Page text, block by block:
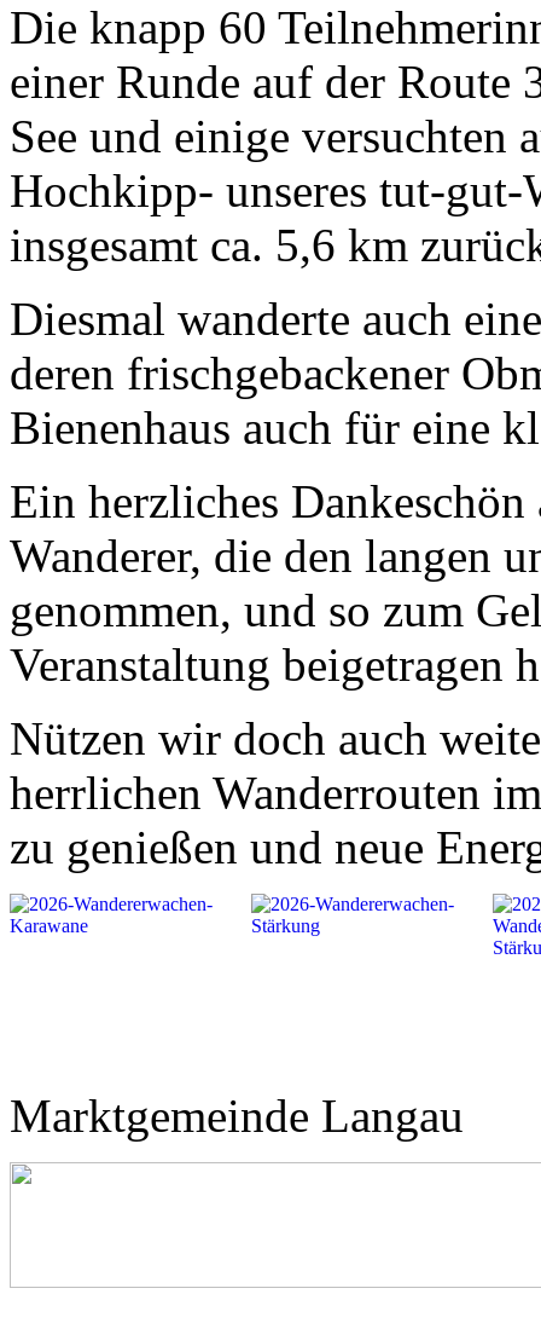
Die knapp 60
einer Runde auf der Route
See und einige versuchten
Hochkipp- unseres tut-gut-
insgesamt ca. 5,6 km
Diesmal wanderte auch
deren frischgebackener
Bienenhaus auch für eine
Ein herzliches
Wanderer, die den langen
genommen, und so zum
Veranstaltung beigetragen
Nützen wir doch auch
herrlichen Wanderrouten
zu genießen und neue
Marktgemeinde Langau